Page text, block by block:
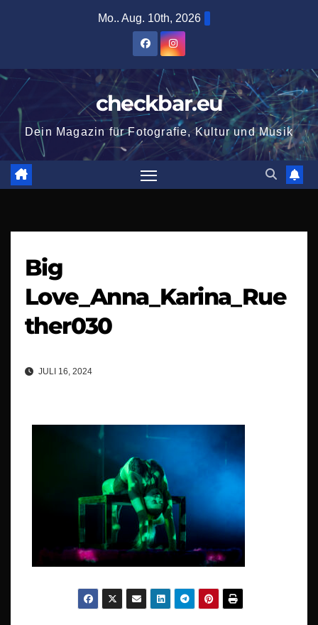
Mo.. Aug. 10th, 2026
checkbar.eu
Dein Magazin für Fotografie, Kultur und Musik
Big
Love_Anna_Karina_Rue
ther030
JULI 16, 2024